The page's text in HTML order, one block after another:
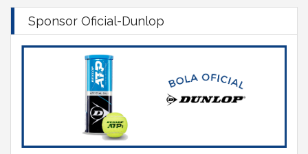
Sponsor Oficial-Dunlop